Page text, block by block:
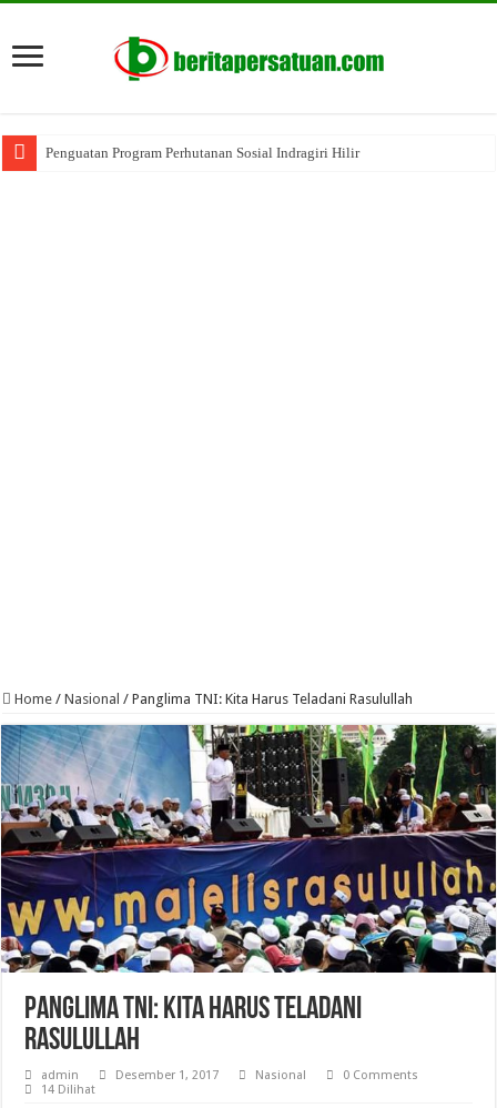
Penguatan Program Perhutanan Sosial Indragiri Hilir
Home / Nasional / Panglima TNI: Kita Harus Teladani Rasulullah
Panglima TNI: Kita Harus Teladani
Rasulullah
admin Desember 1, 2017 Nasional
0 Comments
14 Dilihat